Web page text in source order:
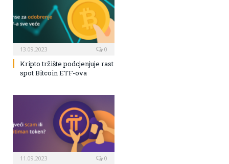
13.09.2023 0
Kripto tržište podcjenjuje rast
spot Bitcoin ETF-ova
11.09.2023 0